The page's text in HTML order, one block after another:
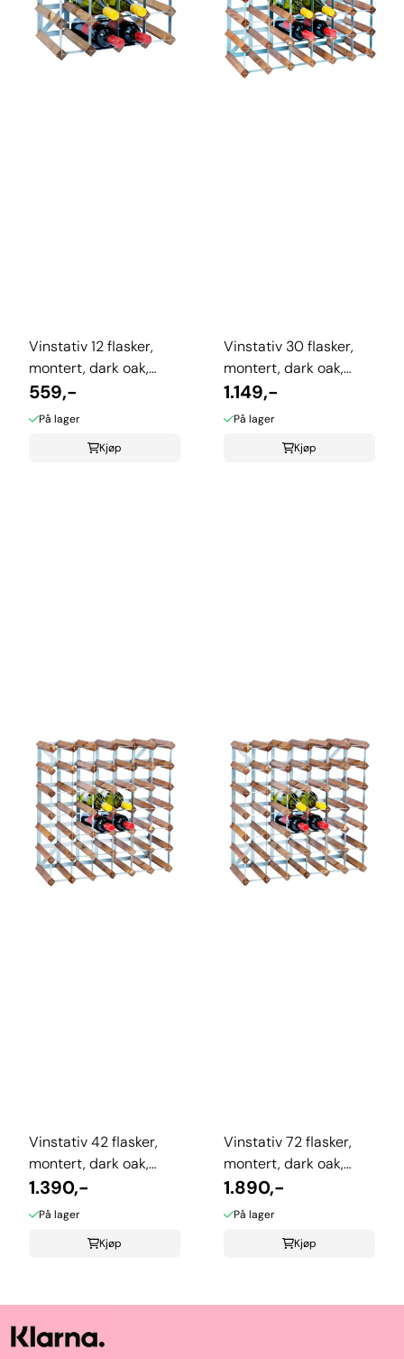
Vinstativ 12 flasker,
montert, dark oak,
TWC/12ARDO
559,-
På lager
Kjøp
Vinstativ 30 flasker,
montert, dark oak,
TWC/30ARDO
1.149,-
På lager
Kjøp
Vinstativ 42 flasker,
montert, dark oak,
TWC/42ARDO
1.390,-
På lager
Kjøp
Vinstativ 72 flasker,
montert, dark oak,
TWC/72ARDO
1.890,-
På lager
Kjøp